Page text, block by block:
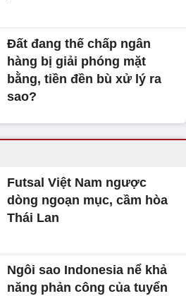
Đất đang thế chấp ngân
hàng bị giải phóng mặt
bằng, tiền đền bù xử lý ra
sao?
Futsal Việt Nam ngược
dòng ngoạn mục, cầm hòa
Thái Lan
Ngôi sao Indonesia nể khả
năng phản công của tuyển